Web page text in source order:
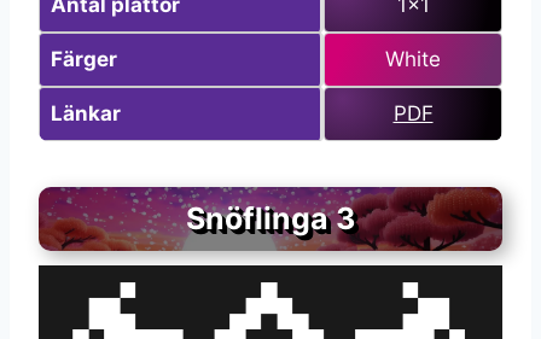
Antal plattor 1×1
Färger White
Länkar PDF
Snöflinga 3